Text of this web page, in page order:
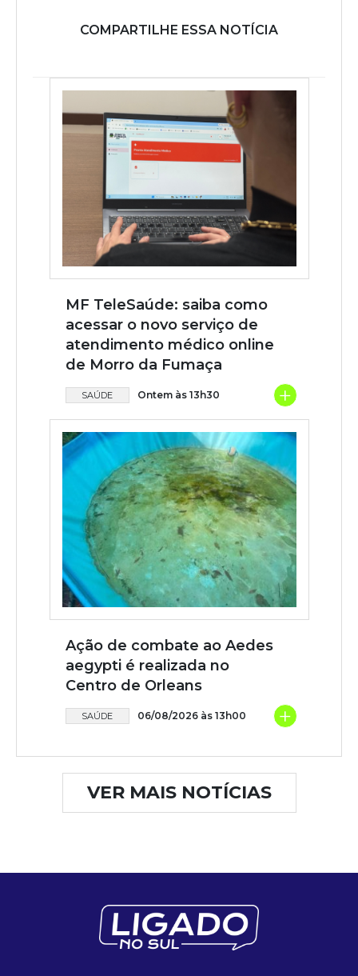
COMPARTILHE ESSA NOTÍCIA
MF TeleSaúde: saiba como
acessar o novo serviço de
atendimento médico online
de Morro da Fumaça
SAÚDE Ontem às 13h30 +
Ação de combate ao Aedes
aegypti é realizada no
Centro de Orleans
SAÚDE 06/08/2026 às 13h00 +
VER MAIS NOTÍCIAS